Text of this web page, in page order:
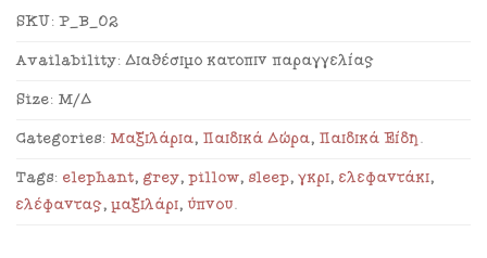
SKU: P_B_02
Availability: Διαθέσιμο κατόπιν παραγγελίας
Size: Μ/Δ
Categories: Μαξιλάρια, Παιδικά Δώρα, Παιδικά Είδη.
Tags: elephant, grey,pillow, sleep,γκρι, ελεφαντάκι,
ελέφαντας,μαξιλάρι, ύπνου.